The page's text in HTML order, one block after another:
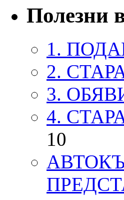
Полезни
1.
2.
3.
4.
10